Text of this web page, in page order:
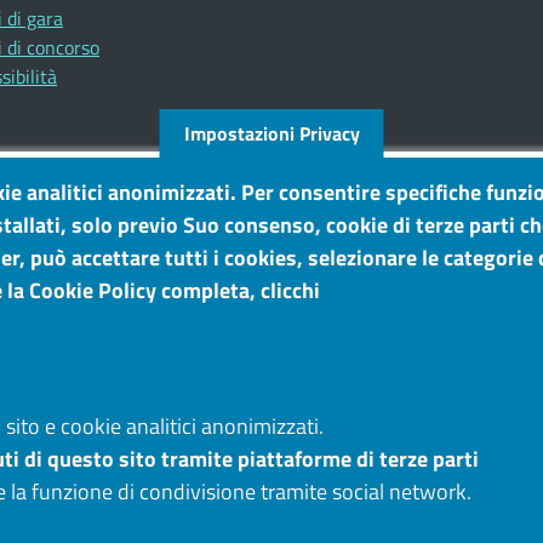
di gara
di concorso
Impostazioni Privacy
analitici anonimizzati. Per consentire specifiche
solo previo Suo consenso, cookie di terze parti
può accettare tutti i cookies, selezionare le categorie
Cookie Policy completa, clicchi
e cookie analitici anonimizzati.
di questo sito tramite piattaforme di terze parti
la funzione di condivisione tramite social network.